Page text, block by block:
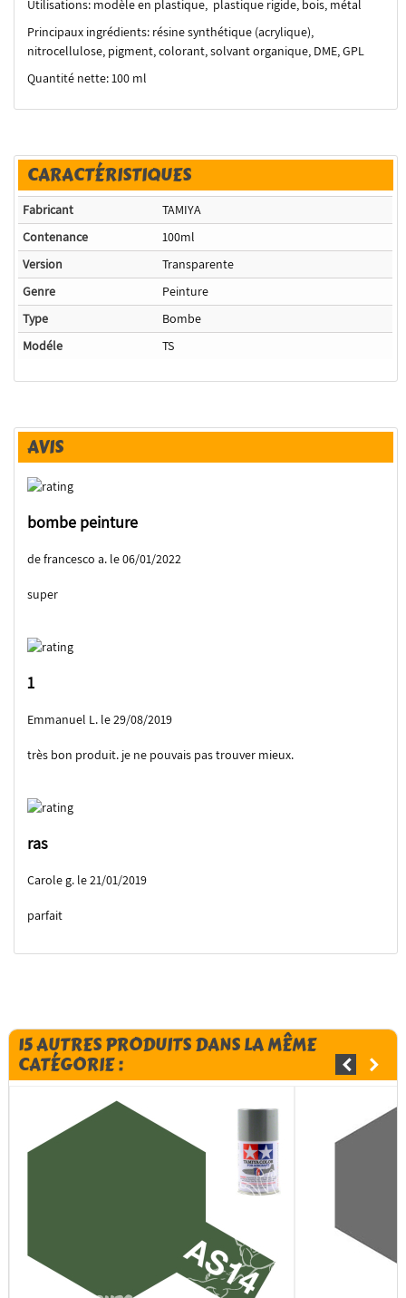
Utilisations: modèle en plastique, plastique rigide, bois, métal
Principaux ingrédients: résine synthétique (acrylique),
nitrocellulose, pigment, colorant, solvant organique, DME, GPL
Quantité nette: 100 ml
CARACTÉRISTIQUES
Fabricant
TAMIYA
Contenance
100ml
Version
Transparente
Genre
Peinture
Type
Bombe
Modéle
TS
AVIS
bombe peinture
de francesco a. le 06/01/2022
super
1
Emmanuel L. le 29/08/2019
très bon produit. je ne pouvais pas trouver mieux.
ras
Carole g. le 21/01/2019
parfait
15 AUTRES PRODUITS DANS LA MÊME
CATÉGORIE :